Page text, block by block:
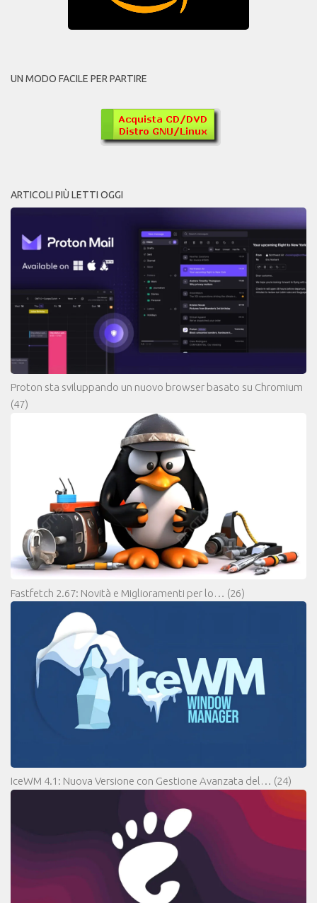
UN MODO FACILE PER PARTIRE
ARTICOLI PIÙ LETTI OGGI
Proton sta sviluppando un nuovo browser basato su Chromium
(47)
Fastfetch 2.67: Novità e Miglioramenti per lo… (26)
IceWM 4.1: Nuova Versione con Gestione Avanzata del… (24)